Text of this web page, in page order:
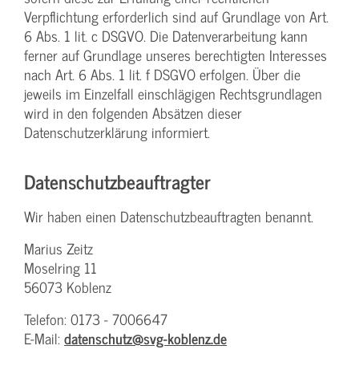
Verpflichtung erforderlich sind auf Grundlage von Art.
6 Abs. 1 lit. c DSGVO. Die Datenverarbeitung kann
ferner auf Grundlage unseres berechtigten Interesses
nach Art. 6 Abs. 1 lit. f DSGVO erfolgen. Über die
jeweils im Einzelfall einschlägigen Rechtsgrundlagen
wird in den folgenden Absätzen dieser
Datenschutzerklärung informiert.
Datenschutz­beauftragter
Wir haben einen Datenschutzbeauftragten benannt.
Marius Zeitz
Moselring 11
56073 Koblenz
Telefon: 0173 - 7006647
E-Mail: datenschutz@svg-koblenz.de